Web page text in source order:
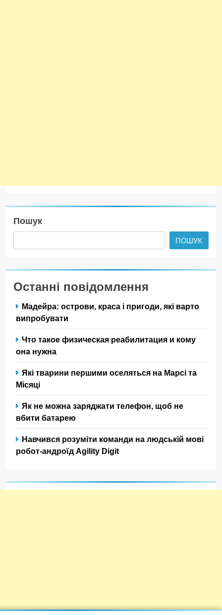
Пошук
ПОШУК
Останні повідомлення
Мадейра: острови, краса і пригоди, які варто
випробувати
Что такое физическая реабилитация и кому
она нужна
Які тварини першими оселяться на Марсі та
Місяці
Як не можна заряджати телефон, щоб не
вбити батарею
Навчився розуміти команди на людській мові
робот-андроїд Agility Digit